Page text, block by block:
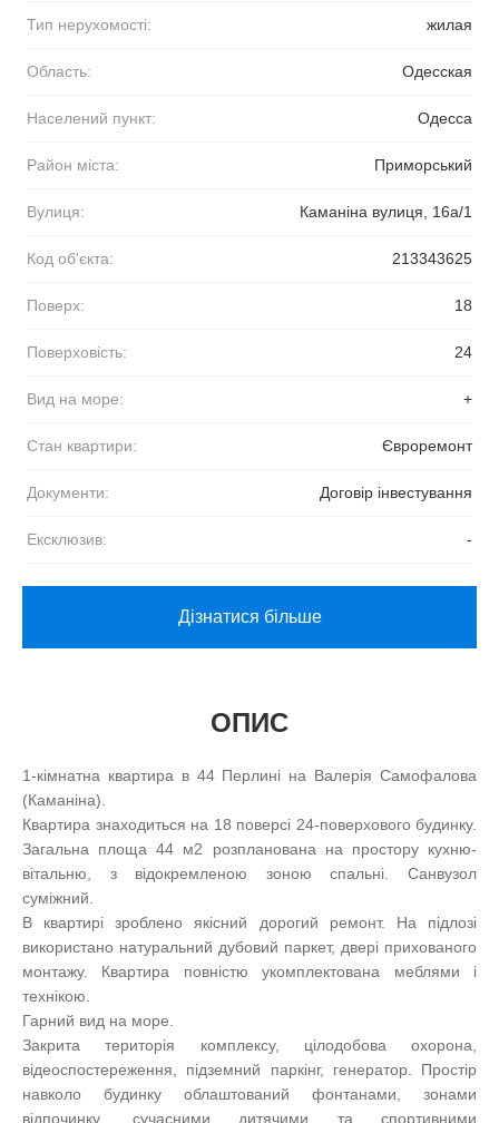
Тип нерухомості: жилая
Область: Одесская
Населений пункт: Одесса
Район міста: Приморський
Вулиця: Каманіна вулиця, 16а/1
Код об'єкта: 213343625
Поверх: 18
Поверховість: 24
Вид на море: +
Стан квартири: Євроремонт
Документи: Договір інвестування
Ексклюзив: -
Дізнатися більше
ОПИС
1-кімнатна квартира в 44 Перлині на Валерія Самофалова
(Каманіна).
Квартира знаходиться на 18 поверсі 24-поверхового будинку.
Загальна площа 44 м2 розпланована на простору кухню-
вітальню, з відокремленою зоною спальні. Санвузол
суміжний.
В квартирі зроблено якісний дорогий ремонт. На підлозі
використано натуральний дубовий паркет, двері прихованого
монтажу. Квартира повністю укомплектована меблями і
технікою.
Гарний вид на море.
Закрита територія комплексу, цілодобова охорона,
відеоспостереження, підземний паркінг, генератор. Простір
навколо будинку облаштований фонтанами, зонами
відпочинку, сучасними дитячими та спортивними